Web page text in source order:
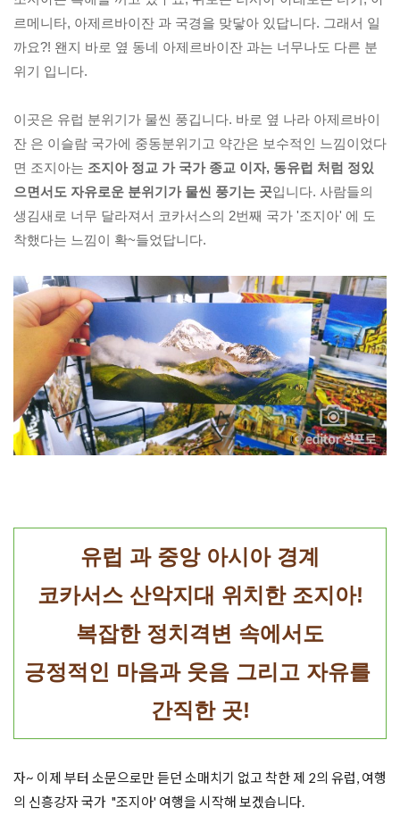
르메니타, 아제르바이잔 과 국경을 맞닿아 있답니다. 그래서 일
까요?! 왠지 바로 옆 동네 아제르바이잔 과는 너무나도 다른 분
위기 입니다.
이곳은 유럽 분위기가 물씬 풍깁니다. 바로 옆 나라 아제르바이
잔 은 이슬람 국가에 중동분위기고 약간은 보수적인 느낌이었다
면 조지아는 조지아 정교 가 국가 종교 이자, 동유럽 처럼 정있
으면서도 자유로운 분위기가 물씬 풍기는 곳입니다. 사람들의
생김새로 너무 달라져서 코카서스의 2번째 국가 '조지아' 에 도
착했다는 느낌이 확~들었답니다.
유럽 과 중앙 아시아 경계
코카서스 산악지대 위치한 조지아!
복잡한 정치격변 속에서도
긍정적인 마음과 웃음 그리고 자유를
간직한 곳!
자~ 이제 부터 소문으로만 듣던 소매치기 없고 착한 제 2의 유럽, 여행
의 신흥강자 국가  "조지아' 여행을 시작해 보겠습니다.